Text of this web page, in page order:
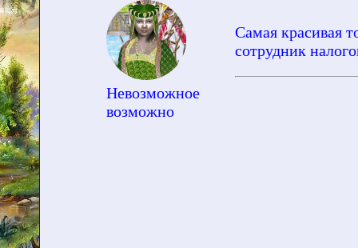
Невозможное
возможно
Самая красивая
сотрудник